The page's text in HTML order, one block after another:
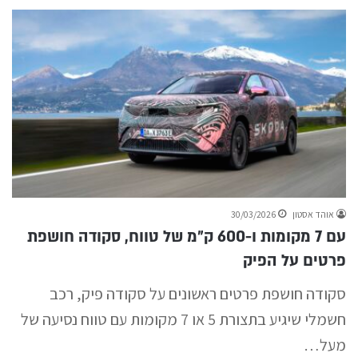
אוהד אסטון 30/03/2026
עם 7 מקומות ו-600 ק״מ של טווח, סקודה חושפת
פרטים על הפיק
סקודה חושפת פרטים ראשונים על סקודה פיק, רכב
חשמלי שיגיע בתצורת 5 או 7 מקומות עם טווח נסיעה של
מעל…